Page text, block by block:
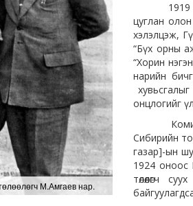
М.Амгаев нар.
1919
цуглан олон
хэлэлцэж,
“Бүх орны
“Хорин
нарийн
онцлогийг
Сибирийн
газар]-ын
1924 оноос
төлөөлөгч